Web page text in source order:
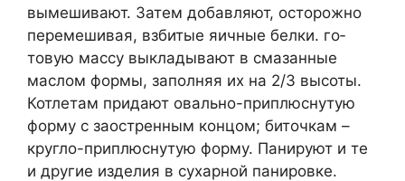
вымешивают. Затем до­бавляют, осторожно
перемешивая, взбитые яичные белки. го­
товую массу выкладывают в смазанные
маслом формы, заполняя их на 2/3 высоты.
Котлетам придают овально-приплюснутую
форму с заостренным концом; биточкам –
кругло-приплюсну­тую форму. Панируют и те
и другие изделия в сухарной панировке.